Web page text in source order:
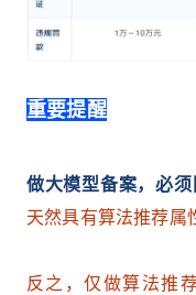
重要提醒
做大模型备案，必
天然具有算法推荐属
反之，仅做算法推